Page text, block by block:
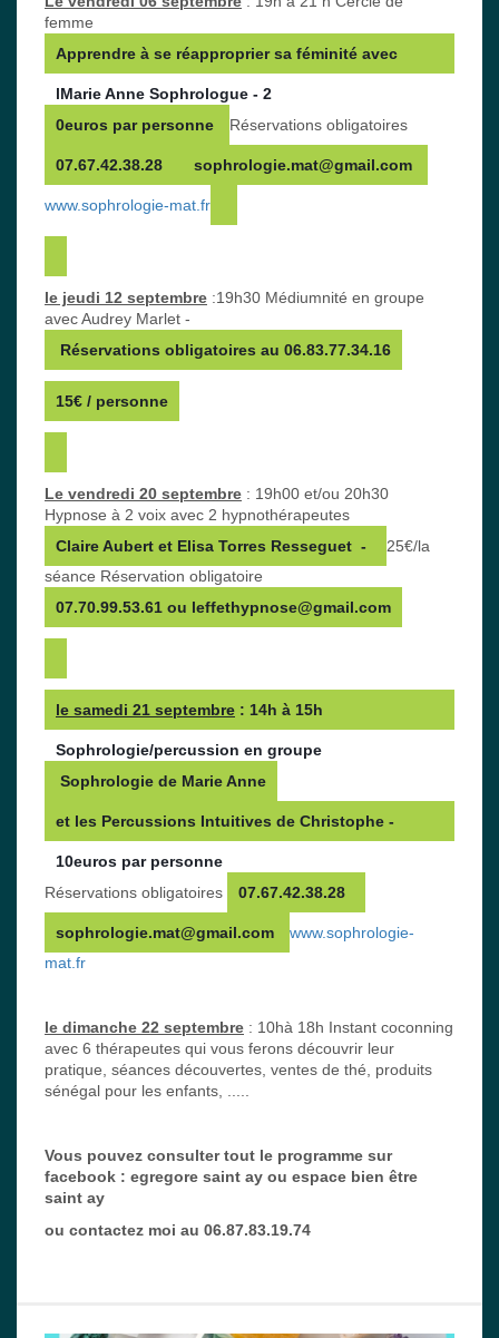
femme
Apprendre à se réapproprier sa féminité avec
lMarie Anne Sophrologue - 2
0euros par personne
Réservations obligatoires
07.67.42.38.28 sophrologie.mat@gmail.com
www.sophrologie-mat.fr
le jeudi 12 septembre :19h30 Médiumnité en groupe
avec Audrey Marlet -
Réservations obligatoires au 06.83.77.34.16
15€ / personne
Le vendredi 20 septembre : 19h00 et/ou 20h30
Hypnose à 2 voix avec 2 hypnothérapeutes
Claire Aubert et Elisa Torres Resseguet  -
25€/la
séance Réservation obligatoire
07.70.99.53.61 ou leffethypnose@gmail.com
le samedi 21 septembre : 14h à 15h
Sophrologie/percussion en groupe
Sophrologie de Marie Anne
et les Percussions Intuitives de Christophe -
10euros par personne
Réservations obligatoires
07.67.42.38.28
sophrologie.mat@gmail.com
www.sophrologie-
mat.fr
le dimanche 22 septembre : 10hà 18h Instant coconning
avec 6 thérapeutes qui vous ferons découvrir leur
pratique, séances découvertes, ventes de thé, produits
sénégal pour les enfants, .....
Vous pouvez consulter tout le programme sur
facebook : egregore saint ay ou espace bien être
saint ay
ou contactez moi au 06.87.83.19.74